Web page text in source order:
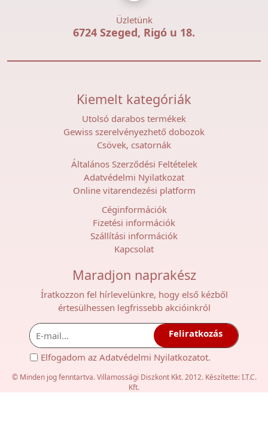
Üzletünk
6724 Szeged, Rigó u 18.
Kiemelt kategóriák
Utolsó darabos termékek
Gewiss szerelvényezhető dobozok
Csövek, csatornák
Általános Szerződési Feltételek
Adatvédelmi Nyilatkozat
Online vitarendezési platform
Céginformációk
Fizetési információk
Szállítási információk
Kapcsolat
Maradjon naprakész
Íratkozzon fel hírlevelünkre, hogy első kézből
értesülhessen legfrissebb akcióinkról
Feliratkozás
Elfogadom az Adatvédelmi Nyilatkozatot.
© Minden jog fenntartva. Villamossági Diszkont Kkt. 2012. Készítette:I.T.C.
Kft.